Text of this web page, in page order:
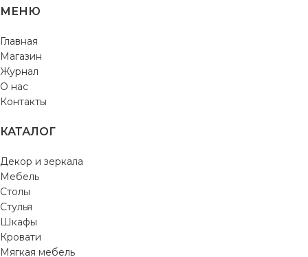
МЕНЮ
Главная
Магазин
Журнал
О нас
Контакты
КАТАЛОГ
Декор и зеркала
Мебель
Столы
Стулья
Шкафы
Кровати
Мягкая мебель